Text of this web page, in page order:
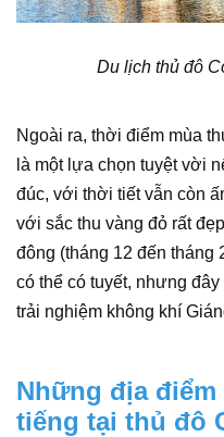
Du lịch thủ đô
Ngoài ra, thời điểm mùa
là một lựa chọn tuyệt vời
đúc, với thời tiết vẫn còn
với sắc thu vàng đỏ rất
đông (tháng 12 đến tháng
có thể có tuyết, nhưng
trải nghiệm không khí
Những địa
tiếng tại thủ đô